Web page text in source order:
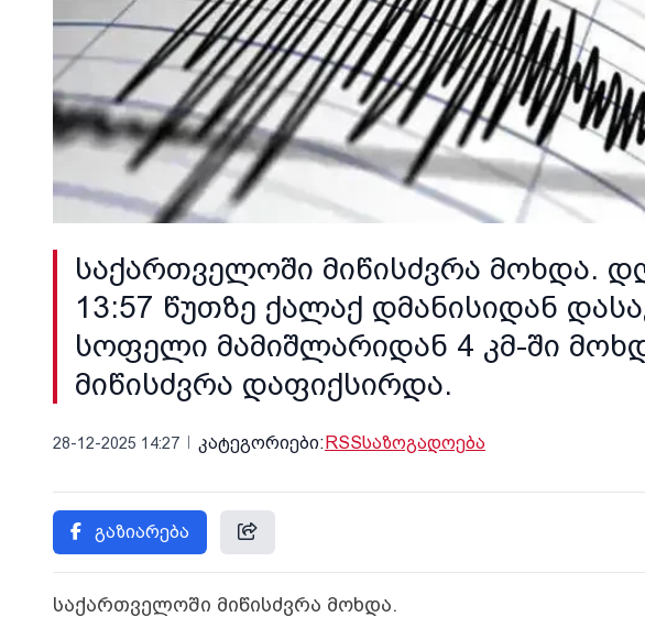
საქართველოში მიწისძვრა მოხდა.
13:57 წუთზე ქალაქ დმანისიდან
სოფელი მამიშლარიდან 4 კმ-ში
მიწისძვრა დაფიქსირდა.
28-12-2025 14:27 კატეგორიები:RSSსაზოგადოება
გაზიარება
საქართველოში მიწისძვრა მოხდა.